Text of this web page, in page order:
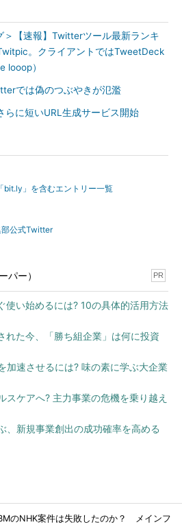
＞【速報】Twitterツール最新ランキ
。クライアントではTweetDeck
looop）
では偽のつぶやきが氾濫
らに短いURL生成サービス開始
bit.ly」を含むエントリー一覧
部公式Twitter
パー） PR
使い始めるには? 10の具体的活用方法
れた今、「勝ち組企業」は何に投資
加速させるには? 味の素に学ぶ大企業
スケアへ? 主力事業の危機を乗り越え
、新規事業創出の成功確率を高める
のNHK案件は失敗したのか？ メインフ